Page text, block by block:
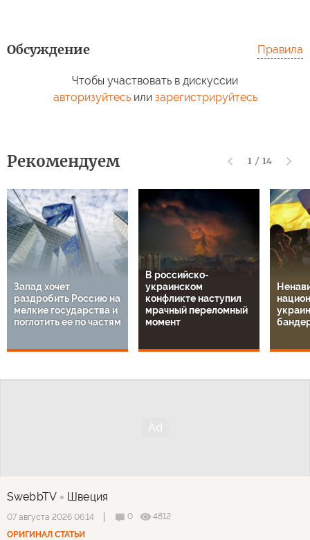
Обсуждение Правила
Чтобы участвовать в дискуссии
авторизуйтесьили зарегистрируйтесь
Рекомендуем 1 / 14
Запад хочет
раздробить Россию на
мелкие государства и
поглотить ее по частям
В российско-
украинском
конфликте наступил
мрачный переломный
момент
SwebbTV Швеция
07 августа 2026 06:14 0
4812
ОРИГИНАЛ СТАТЬИ